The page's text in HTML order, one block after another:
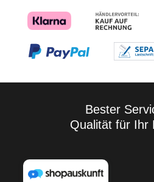
Bester
Qualität für Ihr